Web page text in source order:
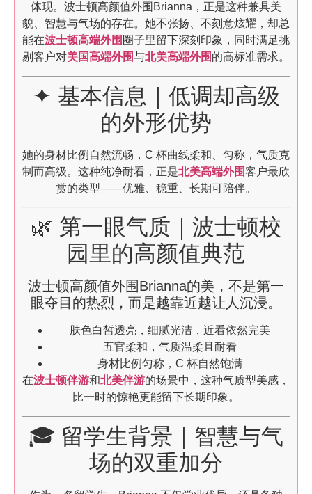
体现。波士顿高颜值外围Brianna，正是这种兼具美
貌、智慧与气场的存在。她不张扬、不刻意炫耀，却总
能在波士顿高端外围 圈子里留下深刻印象，同时满足挑
剔客户对美国高端外围与北美高端外围 的高标准需求。
✦ 基本信息｜低调却高级
的外形优势
她的身材比例自然流畅，C 杯曲线柔和、匀称，气质克
制而高级。这种纯净耐看，正是北美高端外围客户最欣
赏的类型——优雅、稳重、长期可陪伴。
🌿 第一眼气质｜波士顿校
园里的高颜值典范
波士顿高颜值外围Brianna的美，不是第一
眼夺目的热烈，而是越靠近越让人沉浸。
肤色白皙透亮，细腻光洁，近看依然完美
五官柔和，气质温柔且耐看
身材比例匀称，C 杯自然饱满
在波士顿伴游和北美伴游的场景中，这种气质型美感，
比一时的惊艳更能留下长期印象。
🎓 留学生背景｜智慧与气
场的双重加分